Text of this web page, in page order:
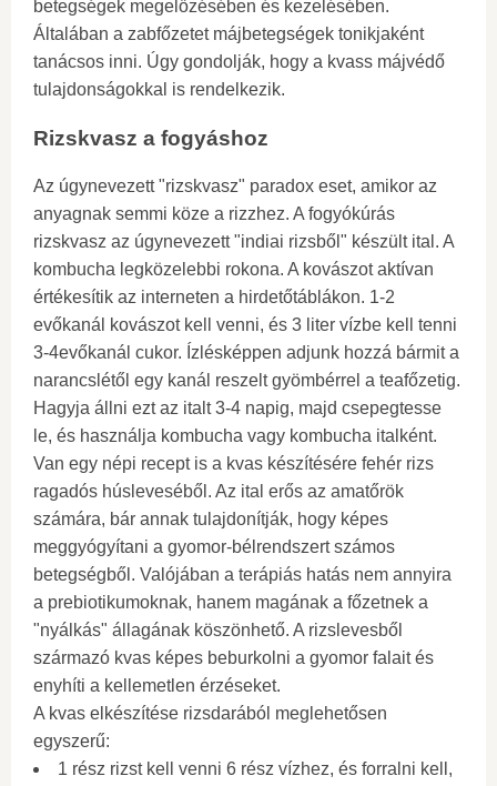
betegségek megelőzésében és kezelésében.
Általában a zabfőzetet májbetegségek tonikjaként
tanácsos inni. Úgy gondolják, hogy a kvass májvédő
tulajdonságokkal is rendelkezik.
Rizskvasz a fogyáshoz
Az úgynevezett "rizskvasz" paradox eset, amikor az
anyagnak semmi köze a rizzhez. A fogyókúrás
rizskvasz az úgynevezett "indiai rizsből" készült ital. A
kombucha legközelebbi rokona. A kovászot aktívan
értékesítik az interneten a hirdetőtáblákon. 1-2
evőkanál kovászot kell venni, és 3 liter vízbe kell tenni
3-4evőkanál cukor. Ízlésképpen adjunk hozzá bármit a
narancslétől egy kanál reszelt gyömbérrel a teafőzetig.
Hagyja állni ezt az italt 3-4 napig, majd csepegtesse
le, és használja kombucha vagy kombucha italként.
Van egy népi recept is a kvas készítésére fehér rizs
ragadós húsleveséből. Az ital erős az amatőrök
számára, bár annak tulajdonítják, hogy képes
meggyógyítani a gyomor-bélrendszert számos
betegségből. Valójában a terápiás hatás nem annyira
a prebiotikumoknak, hanem magának a főzetnek a
"nyálkás" állagának köszönhető. A rizslevesből
származó kvas képes beburkolni a gyomor falait és
enyhíti a kellemetlen érzéseket.
A kvas elkészítése rizsdarából meglehetősen
egyszerű:
1 rész rizst kell venni 6 rész vízhez, és forralni kell,